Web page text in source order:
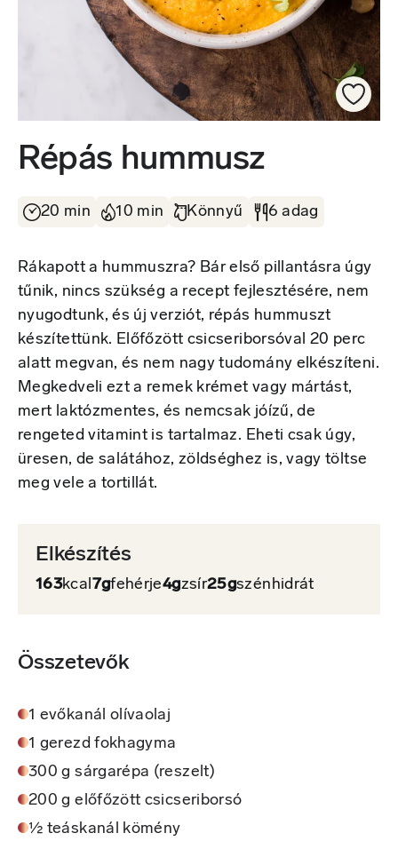
Répás hummusz
20 min 10 min Könnyű 6 adag
Rákapott a hummuszra? Bár első pillantásra úgy
tűnik, nincs szükség a recept fejlesztésére, nem
nyugodtunk, és új verziót, répás hummuszt
készítettünk. Előfőzött csicseriborsóval 20 perc
alatt megvan, és nem nagy tudomány elkészíteni.
Megkedveli ezt a remek krémet vagy mártást,
mert laktózmentes, és nemcsak jóízű, de
rengeted vitamint is tartalmaz. Eheti csak úgy,
üresen, de salátához, zöldséghez is, vagy töltse
meg vele a tortillát.
Elkészítés
163kcal7gfehérje4gzsír25gszénhidrát
Összetevők
1 evőkanál olívaolaj
1 gerezd fokhagyma
300 g sárgarépa (reszelt)
200 g előfőzött csicseriborsó
½ teáskanál kömény